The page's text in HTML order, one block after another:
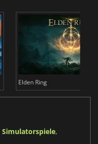
Elden Ring
Simulatorspiele,